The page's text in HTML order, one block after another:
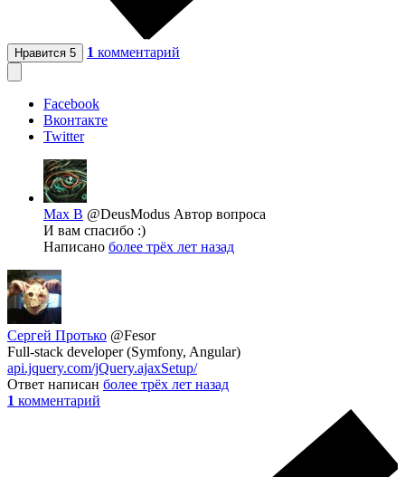
Нравится 5 1 комментарий
Facebook
Вконтакте
Twitter
Max B @DeusModus Автор вопроса
И вам спасибо :)
Написано более трёх лет назад
Сергей Протько @Fesor
Full-stack developer (Symfony, Angular)
api.jquery.com/jQuery.ajaxSetup/
Ответ написан более трёх лет назад
1 комментарий